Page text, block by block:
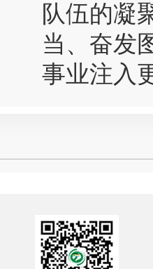
队伍的凝
当、奋发
事业注入